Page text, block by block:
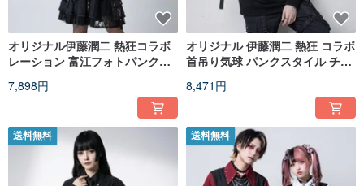
オリジナル伊藤潤二 熱狂コラボ
レーション 富江フォトパンクス
し可能袖フーディ JJIT05
7,898円
オリジナル 伊藤潤二 熱狂 コラボ
首吊り気球 パンクスタイル チェ
ド付き T シャツ JJIT04
8,471円
送料無料 送料無料